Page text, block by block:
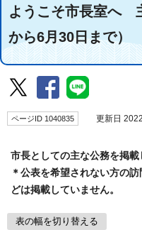
ようこそ市長室へ
から6月30日まで）
ページID 1040835 更新日 2022
市長としての主な公務を掲載
＊公表を希望されない方の
どは掲載していません。
表の幅を切り替える